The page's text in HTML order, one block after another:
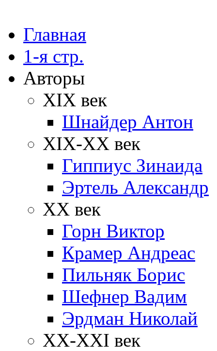
Главная
1-я стр.
Авторы
XIX век
Шнайдер Антон
XIX-XX век
Гиппиус Зинаида
Эртель Александр
XX век
Горн Виктор
Крамер Андреас
Пильняк Борис
Шефнер Вадим
Эрдман Николай
ХХ-XXI век